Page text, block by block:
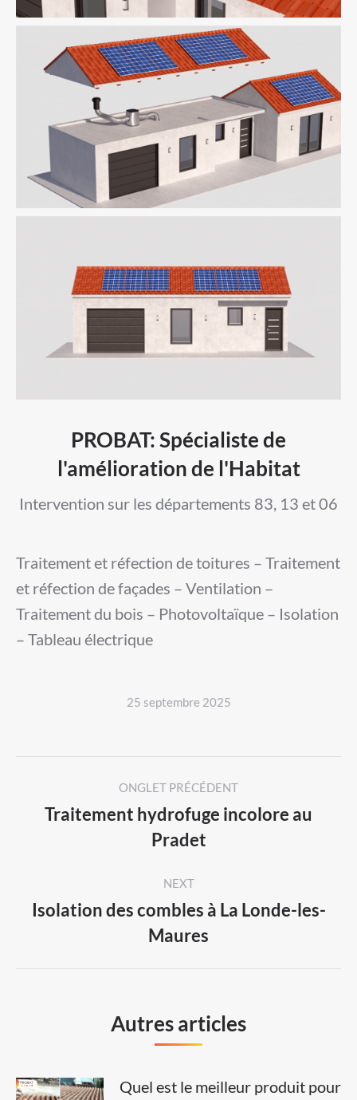
PROBAT: Spécialiste de
l'amélioration de l'Habitat
Intervention sur les départements 83, 13 et 06
Traitement et réfection de toitures – Traitement
et réfection de façades – Ventilation –
Traitement du bois – Photovoltaïque – Isolation
– Tableau électrique
25 septembre 2025
navigation
ONGLET PRÉCÉDENT
Previous
post:
Traitement hydrofuge incolore au
Pradet
NEXT
Next
post:
Isolation des combles à La Londe-les-
Maures
Autres articles
Quel est le meilleur produit pour